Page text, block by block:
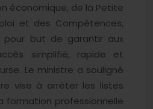
économique, de la Petite
et des Compétences,
pour but de garantir aux
simplifié, rapide et
Le ministre a souligné
vise à arrêter les listes
formation professionnelle